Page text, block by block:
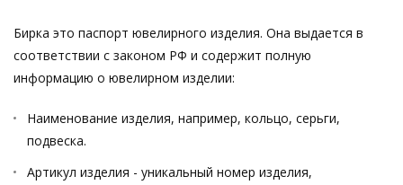
Бирка это паспорт ювелирного изделия. Она выдается в
соответствии с законом РФ и содержит полную
информацию о ювелирном изделии:
Наименование изделия, например, кольцо, серьги,
подвеска.
Артикул изделия - уникальный номер изделия,